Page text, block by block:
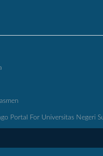
Portal For Universitas Negeri